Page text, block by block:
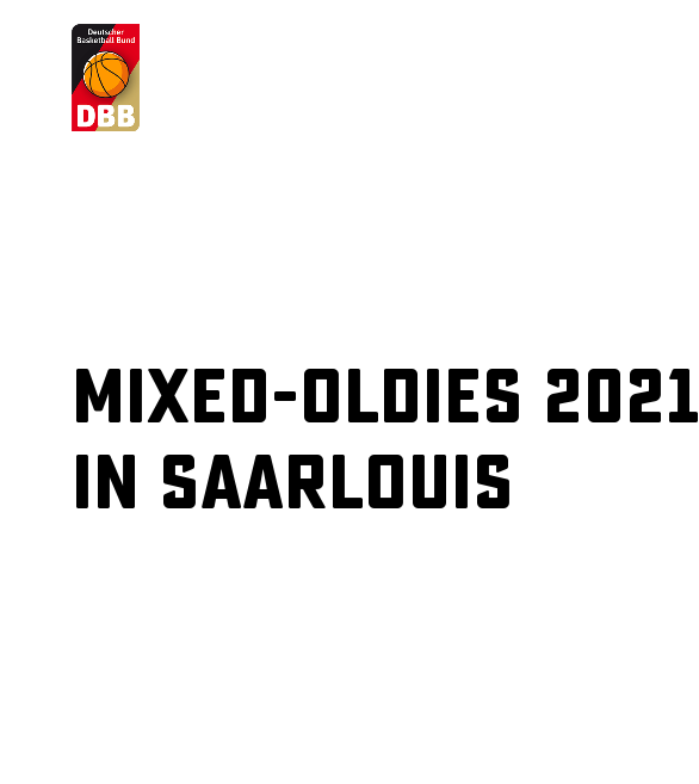
Suchvorschläge
Mixed-Oldies 2021
in Saarlouis